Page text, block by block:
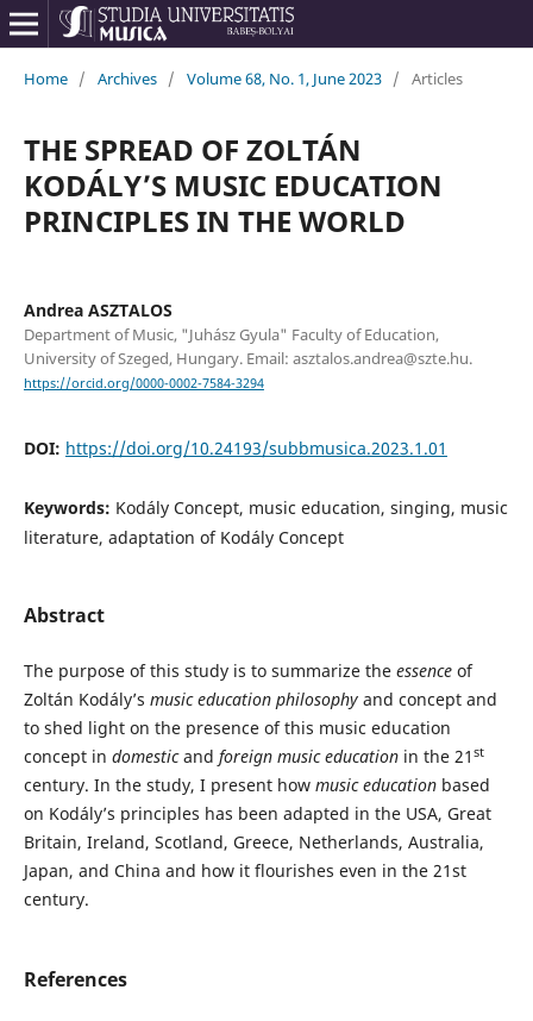
Home / Archives / Volume 68, No. 1, June 2023 / Articles
THE SPREAD OF ZOLTÁN
KODÁLY’S MUSIC EDUCATION
PRINCIPLES IN THE WORLD
Andrea ASZTALOS
Department of Music, "Juhász Gyula" Faculty of Education,
University of Szeged, Hungary. Email: asztalos.andrea@szte.hu.
https://orcid.org/0000-0002-7584-3294
DOI: https://doi.org/10.24193/subbmusica.2023.1.01
Keywords: Kodály Concept, music education, singing, music
literature, adaptation of Kodály Concept
Abstract
The purpose of this study is to summarize the essenceof
Zoltán Kodály’s music education philosophyand concept and
to shed light on the presence of this music education
concept in domesticand foreign music educationin the 21 st
century. In the study, I present how music educationbased
on Kodály’s principles has been adapted in the USA, Great
Britain, Ireland, Scotland, Greece, Netherlands, Australia,
Japan, and China and how it flourishes even in the 21st
century.
References